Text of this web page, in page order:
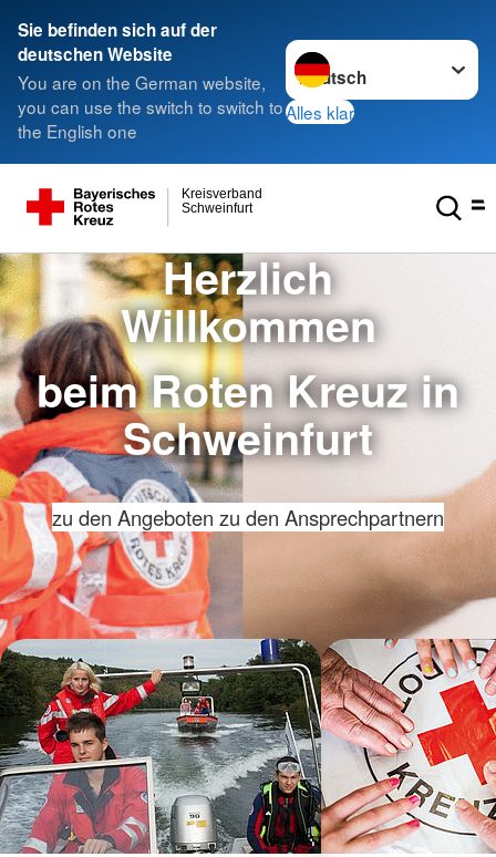
Sie befinden sich auf der
deutschen Website
You are on the German website,
you can use the switch to switch to
the English one
Sprache wechseln zu
Alles klar
Schweinfurt
Kreisverband
Herzlich
Willkommen
beim Roten Kreuz in
Schweinfurt
zu den Angeboten zu den Ansprechpartnern